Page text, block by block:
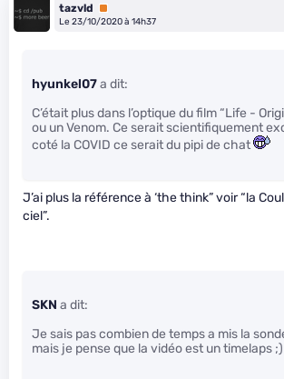
tazvld
Premium
Le 23/10/2020 à 14h37
hyunkel07a dit:
C’était plus dans l’optique du film “Life -
ou un Venom. Ce serait scientifiquement
coté la COVID ce serait du pipi de chat
J’ai plus la référence à ‘the think” voir “la
ciel”.
SKN a dit:
Je sais pas combien de temps a mis la
mais je pense que la vidéo est un timelaps ;)